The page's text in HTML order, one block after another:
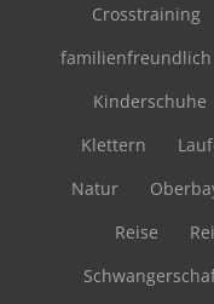
Crosstraining
familienfreundlich
Kinderschuhe
Klettern
Natur
Reise